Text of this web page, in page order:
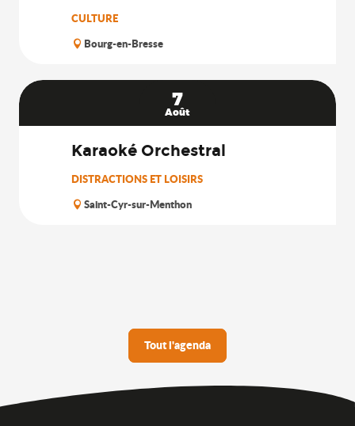
CULTURE
Bourg-en-Bresse
7
Août
Karaoké Orchestral
DISTRACTIONS ET LOISIRS
Saint-Cyr-sur-Menthon
Tout l'agenda